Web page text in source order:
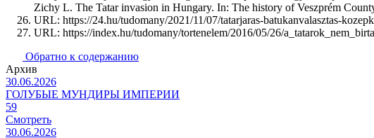
Zichy L. The Tatar invasion in Hungary. In: The history of Veszprém
URL: https://24.hu/tudomany/2021/11/07/tatarjaras-batukanvalasztas-
URL: https://index.hu/tudomany/tortenelem/2016/05/26/
Обратно к содержанию
Архив
30.06.2026
ГОЛУБЫЕ МУНДИРЫ ИМПЕРИИ
59
Смотреть
30.06.2026